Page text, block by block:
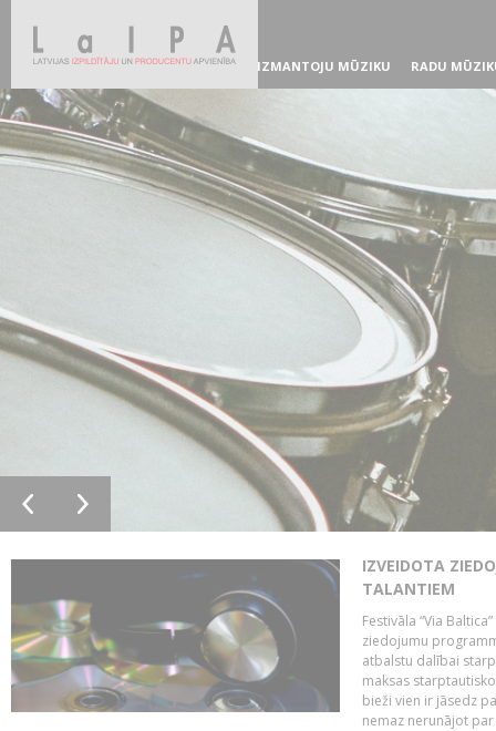
IZMANTOJU MŪZIKU RADU
IZVEIDOTA
TALANTIEM
Festivāla “Via
ziedojumu
atbalstu dalībai
maksas
bieži vien ir jāsedz
nemaz nerunājot